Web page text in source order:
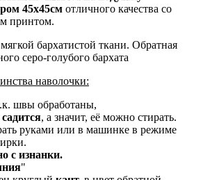
45х45см отличного качества со
принтом.
бархатистой ткани. Обратная
серо-голубого бархата
наволочки:
швы обработаны,
, а значит, её можно стирать.
руками или в машинке в режиме
с изнанки.
"